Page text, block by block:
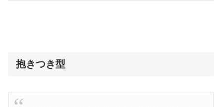
抱きつき型